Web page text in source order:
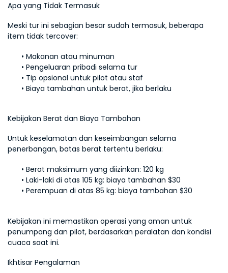
Apa yang Tidak Termasuk
Meski tur ini sebagian besar sudah termasuk, beberapa
item tidak tercover:
Makanan atau minuman
Pengeluaran pribadi selama tur
Tip opsional untuk pilot atau staf
Biaya tambahan untuk berat, jika berlaku
Kebijakan Berat dan Biaya Tambahan
Untuk keselamatan dan keseimbangan selama
penerbangan, batas berat tertentu berlaku:
Berat maksimum yang diizinkan: 120 kg
Laki-laki di atas 105 kg: biaya tambahan $30
Perempuan di atas 85 kg: biaya tambahan $30
Kebijakan ini memastikan operasi yang aman untuk
penumpang dan pilot, berdasarkan peralatan dan kondisi
cuaca saat ini.
Ikhtisar Pengalaman